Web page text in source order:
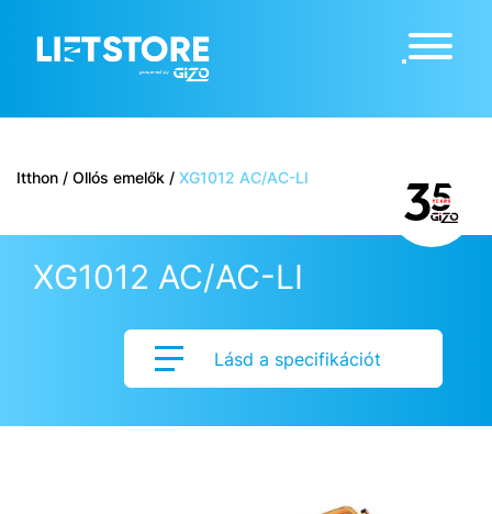
Itthon / Ollós emelők / XG1012 AC/AC-LI
XG1012 AC/AC-LI
Lásd a specifikációt